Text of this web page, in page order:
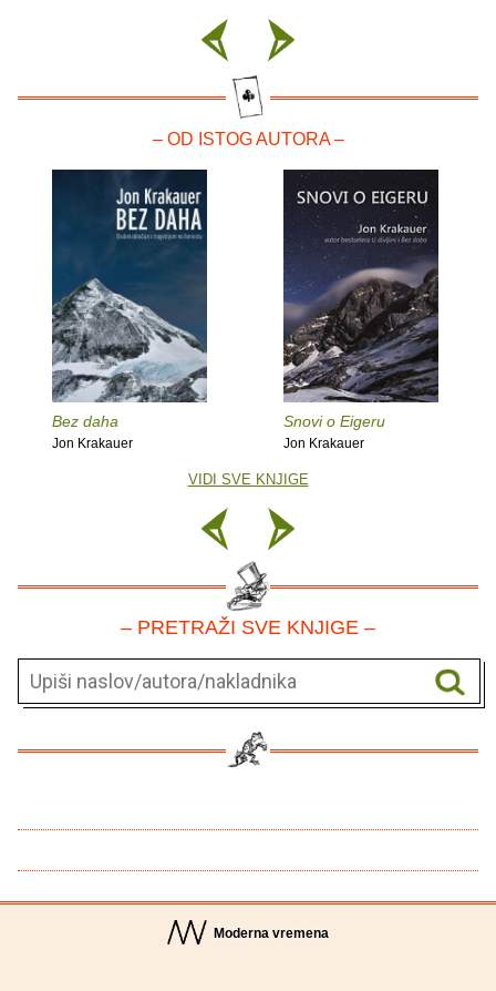
– OD ISTOG AUTORA –
Bez daha
Jon Krakauer
Snovi o Eigeru
Jon Krakauer
VIDI SVE KNJIGE
– PRETRAŽI SVE KNJIGE –
Moderna vremena